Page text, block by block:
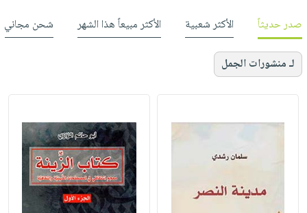
صدر حديثاً الأكثر شعبية الأكثر مبيعاً هذا الشهر شحن مجاني
لـ منشورات الجمل